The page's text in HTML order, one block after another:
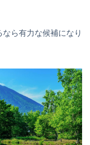
ら有力な候補になり